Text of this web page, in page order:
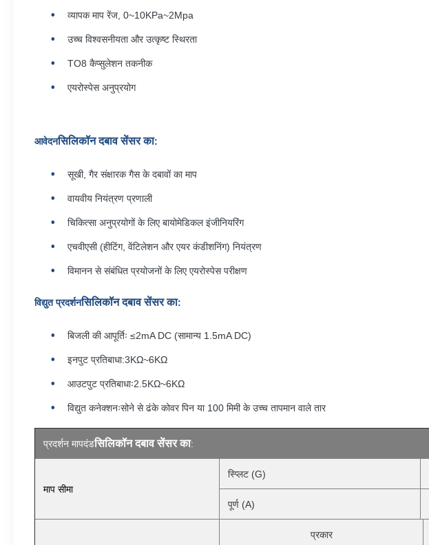
व्यापक माप रेंज, 0~10KPa~2Mpa
उच्च विश्वसनीयता और उत्कृष्ट स्थिरता
TO8 कैप्सुलेशन तकनीक
एयरोस्पेस अनुप्रयोग
आवेदनसिलिकॉन दबाव सेंसर का:
सूखी, गैर संक्षारक गैस के दबावों का माप
वायवीय नियंत्रण प्रणाली
चिकित्सा अनुप्रयोगों के लिए बायोमेडिकल इंजीनियरिंग
एचवीएसी (हीटिंग, वेंटिलेशन और एयर कंडीशनिंग) नियंत्रण
विमानन से संबंधित प्रयोजनों के लिए एयरोस्पेस परीक्षण
विद्युत प्रदर्शनसिलिकॉन दबाव सेंसर का:
बिजली की आपूर्तिः ≤2mA DC (सामान्य 1.5mA DC)
इनपुट प्रतिबाधा:3KΩ~6KΩ
आउटपुट प्रतिबाधाः2.5KΩ~6KΩ
विद्युत कनेक्शनःसोने से ढंके कोवर पिन या 100 मिमी के उच्च तापमान वाले तार
प्रदर्शन मापदंडसिलिकॉन दबाव सेंसर का:
माप सीमा
स्प्लिट (G)
पूर्ण (A)
प्रकार